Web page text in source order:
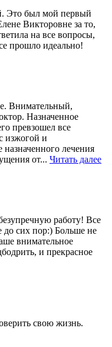
Это был мой первый
Викторовне за то,
на все вопросы,
прошло идеально!
Внимательный,
Назначенное
превзошел все
изжогой и
лечения
от... Читать далее
работу! Все
до сих пор:) Больше не
внимательное
и прекрасное
свою жизнь.